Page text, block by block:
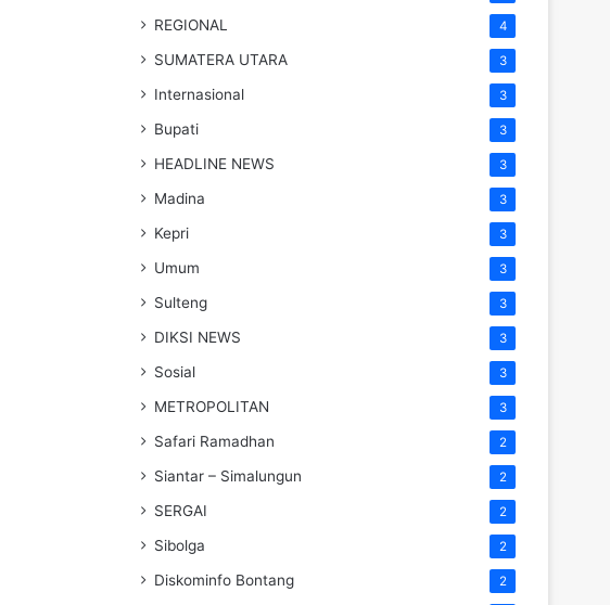
REGIONAL 4
SUMATERA UTARA 3
Internasional 3
Bupati 3
HEADLINE NEWS 3
Madina 3
Kepri 3
Umum 3
Sulteng 3
DIKSI NEWS 3
Sosial 3
METROPOLITAN 3
Safari Ramadhan 2
Siantar – Simalungun 2
SERGAI 2
Sibolga 2
Diskominfo Bontang 2